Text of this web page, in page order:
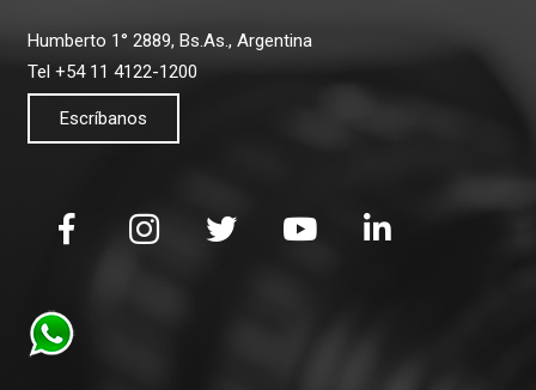
Humberto 1° 2889, Bs.As., Argentina
Tel +54 11 4122-1200
Escríbanos